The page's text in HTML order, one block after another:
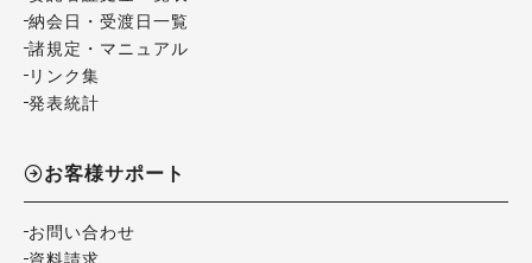
納会日・受渡日一覧
諸規定・マニュアル
リンク集
発表統計
お客様サポート
お問い合わせ
資料請求